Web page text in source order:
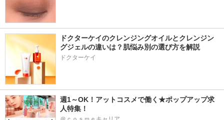
ドクターケイのクレンジングオイルとクレンジン
グジェルの違いは？肌悩み別の選び方を解説
ドクターケイ
週1～OK！アットコスメで働く★ポップアップ求
人特集！